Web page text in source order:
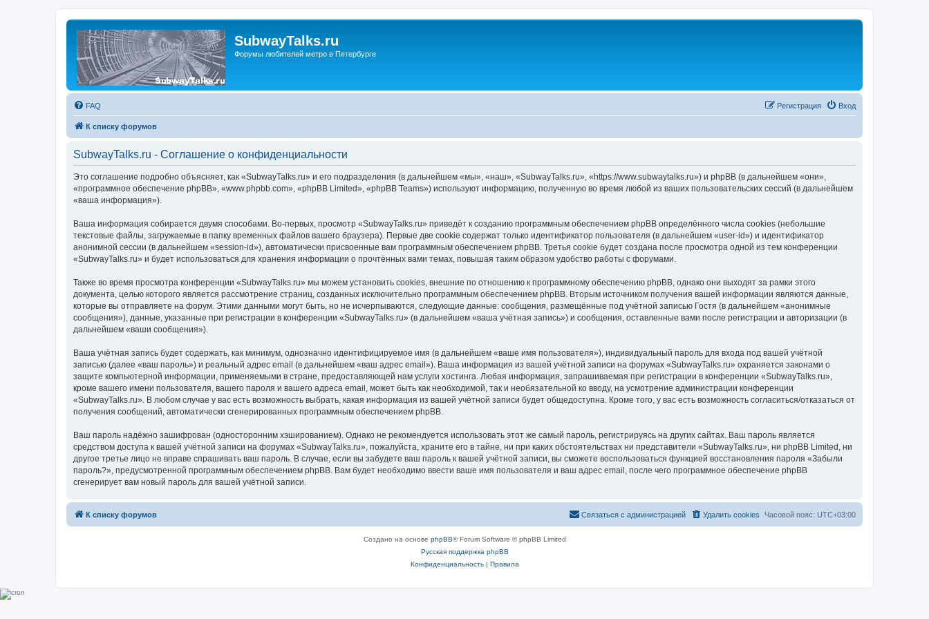
SubwayTalks.ru
Форумы любителей метро в Петербурге
FAQ Вход
Регистрация
К списку форумов
SubwayTalks.ru - Соглашение о конфиденциальности
Это соглашение подробно объясняет, как «SubwayTalks.ru» и его подразделения (в дальнейшем «мы», «наш», «SubwayTalks.ru», «https://www.subwaytalks.ru») и phpBB (в дальнейшем «они»,
«программное обеспечение phpBB», «www.phpbb.com», «phpBB Limited», «phpBB Teams») используют информацию, полученную во время любой из ваших пользовательских сессий (в дальнейшем
«ваша информация»).
Ваша информация собирается двумя способами. Во-первых, просмотр «SubwayTalks.ru» приведёт к созданию программным обеспечением phpBB определённого числа cookies (небольшие
текстовые файлы, загружаемые в папку временных файлов вашего браузера). Первые две cookie содержат только идентификатор пользователя (в дальнейшем «user-id») и идентификатор
анонимной сессии (в дальнейшем «session-id»), автоматически присвоенные вам программным обеспечением phpBB. Третья cookie будет создана после просмотра одной из тем конференции
«SubwayTalks.ru» и будет использоваться для хранения информации о прочтённых вами темах, повышая таким образом удобство работы с форумами.
Также во время просмотра конференции «SubwayTalks.ru» мы можем установить cookies, внешние по отношению к программному обеспечению phpBB, однако они выходят за рамки этого
документа, целью которого является рассмотрение страниц, созданных исключительно программным обеспечением phpBB. Вторым источником получения вашей информации являются данные,
которые вы отправляете на форум. Этими данными могут быть, но не исчерпываются, следующие данные: сообщения, размещённые под учётной записью Гостя (в дальнейшем «анонимные
сообщения»), данные, указанные при регистрации в конференции «SubwayTalks.ru» (в дальнейшем «ваша учётная запись») и сообщения, оставленные вами после регистрации и авторизации (в
дальнейшем «ваши сообщения»).
Ваша учётная запись будет содержать, как минимум, однозначно идентифицируемое имя (в дальнейшем «ваше имя пользователя»), индивидуальный пароль для входа под вашей учётной
записью (далее «ваш пароль») и реальный адрес email (в дальнейшем «ваш адрес email»). Ваша информация из вашей учётной записи на форумах «SubwayTalks.ru» охраняется законами о
защите компьютерной информации, применяемыми в стране, предоставляющей нам услуги хостинга. Любая информация, запрашиваемая при регистрации в конференции «SubwayTalks.ru»,
кроме вашего имени пользователя, вашего пароля и вашего адреса email, может быть как необходимой, так и необязательной ко вводу, на усмотрение администрации конференции
«SubwayTalks.ru». В любом случае у вас есть возможность выбрать, какая информация из вашей учётной записи будет общедоступна. Кроме того, у вас есть возможность согласиться/отказаться от
получения сообщений, автоматически сгенерированных программным обеспечением phpBB.
Ваш пароль надёжно зашифрован (односторонним хэшированием). Однако не рекомендуется использовать этот же самый пароль, регистрируясь на других сайтах. Ваш пароль является
средством доступа к вашей учётной записи на форумах «SubwayTalks.ru», пожалуйста, храните его в тайне, ни при каких обстоятельствах ни представители «SubwayTalks.ru», ни phpBB Limited, ни
другое третье лицо не вправе спрашивать ваш пароль. В случае, если вы забудете ваш пароль к вашей учётной записи, вы сможете воспользоваться функцией восстановления пароля «Забыли
пароль?», предусмотренной программным обеспечением phpBB. Вам будет необходимо ввести ваше имя пользователя и ваш адрес email, после чего программное обеспечение phpBB
сгенерирует вам новый пароль для вашей учётной записи.
К списку форумов Часовой пояс: UTC+03:00
Удалить cookies
Связаться с администрацией
Создано на основе phpBB® Forum Software © phpBB Limited
Русская поддержка phpBB
Конфиденциальность| Правила